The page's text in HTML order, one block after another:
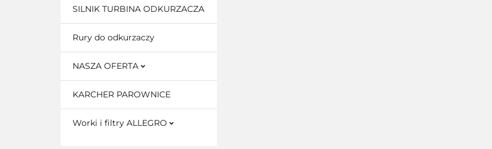
SILNIK TURBINA ODKURZACZA
Rury do odkurzaczy
NASZA OFERTA
KARCHER PAROWNICE
Worki i filtry ALLEGRO